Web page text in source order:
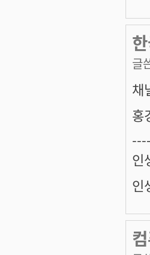
글
채
홍
인
인